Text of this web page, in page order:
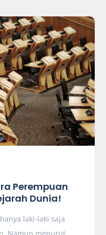
Perempuan
Dunia!
laki-laki saja